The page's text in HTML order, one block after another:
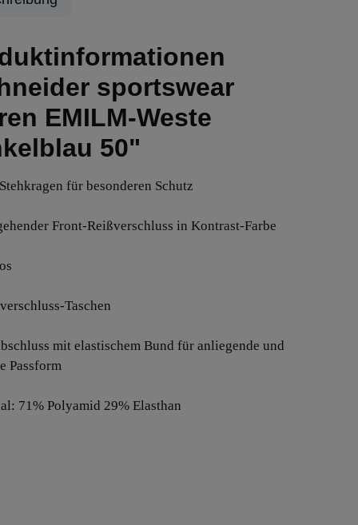
sportswear
EMILM-Weste
50"
für besonderen Schutz
Front-Reißverschluss in Kontrast-Farbe
Taschen
mit elastischem Bund für anliegende und
Passform
71% Polyamid 29% Elasthan